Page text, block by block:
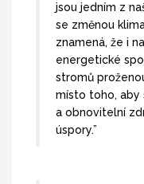
jsou jedním z
se změnou
znamená, že i
energetické
stromů
místo toho, aby
a obnovitelní
úspory.”